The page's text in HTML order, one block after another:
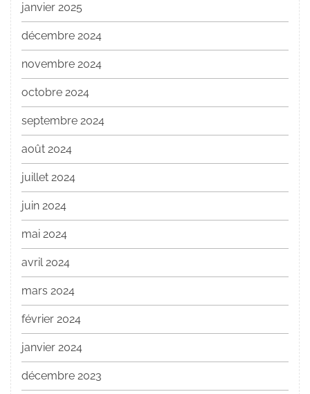
janvier 2025
décembre 2024
novembre 2024
octobre 2024
septembre 2024
août 2024
juillet 2024
juin 2024
mai 2024
avril 2024
mars 2024
février 2024
janvier 2024
décembre 2023